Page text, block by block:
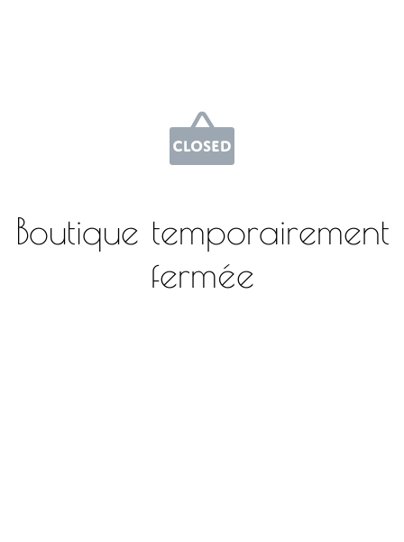
Boutique temporairement
fermée